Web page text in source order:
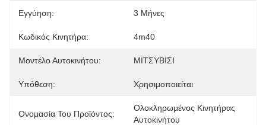
Εγγύηση: 3 Μήνες
Κωδικός Κινητήρα: 4m40
Μοντέλο Αυτοκινήτου: ΜΙΤΣΥΒΙΣΙ
Υπόθεση: Χρησιμοποιείται
Ονομασία Του Προϊόντος:
Ολοκληρωμένος Κινητήρας
Αυτοκινήτου